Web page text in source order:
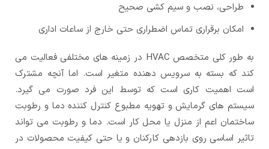
طراحی، نصب و سیم کشی صحیح
امکان برقراری تماس اضطراری حتی خارج از ساعات اداری
به طور کلی متخصص HVAC در زمینه های مختلفی فعالیت می
کند که بسته به سرویس دهنده متغیر است. اما آنچه مشترک
است اهمیت کاری است که توسط این فرد صورت می گیرد.
سیستم های گرمایش و تهویه مطبوع کنترل کننده دما و رطوبت
ساختمان اعم از منزل یا محل کار است. دما و رطوبت می تواند
تاثیر اساسی روی بازدهی کارکنان و یا حتی کیفیت محصولات در